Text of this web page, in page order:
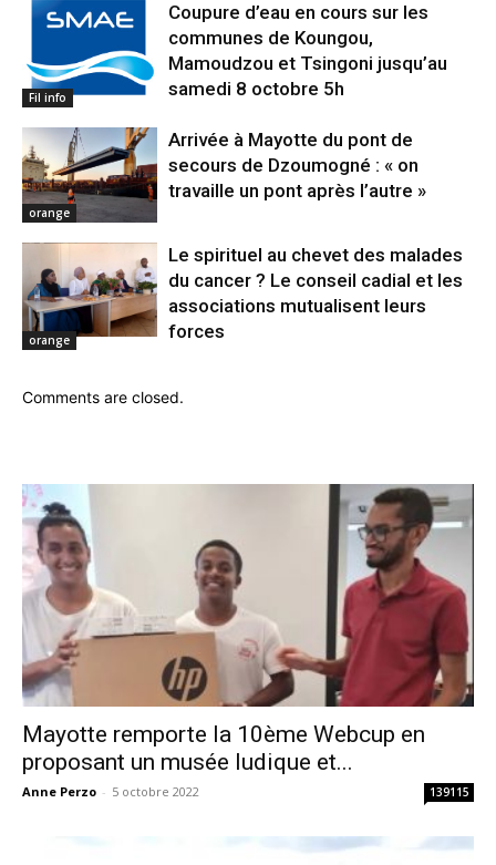
Fil info
Coupure d’eau en cours sur les
communes de Koungou,
Mamoudzou et Tsingoni jusqu’au
samedi 8 octobre 5h
orange
Arrivée à Mayotte du pont de
secours de Dzoumogné : « on
travaille un pont après l’autre »
orange
Le spirituel au chevet des malades
du cancer ? Le conseil cadial et les
associations mutualisent leurs
forces
Comments are closed.
Mayotte remporte la 10ème Webcup en
proposant un musée ludique et...
Anne Perzo - 5 octobre 2022 139115